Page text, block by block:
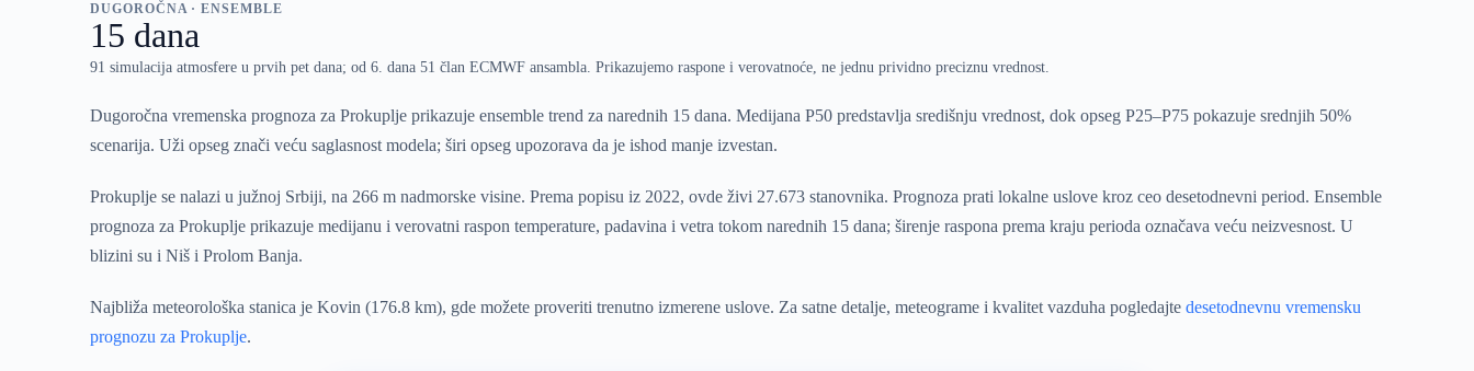
DUGOROČNA · ENSEMBLE
15 dana
91 simulacija atmosfere u prvih pet dana; od 6. dana 51 član ECMWF ansambla. Prikazujemo raspone i verovatnoće, ne jednu prividno preciznu vrednost.
Dugoročna vremenska prognoza za Prokuplje prikazuje ensemble trend za narednih 15 dana. Medijana P50 predstavlja središnju vrednost, dok opseg P25–P75 pokazuje srednjih 50%
scenarija. Uži opseg znači veću saglasnost modela; širi opseg upozorava da je ishod manje izvestan.
Prokuplje se nalazi u južnoj Srbiji, na 266 m nadmorske visine. Prema popisu iz 2022, ovde živi 27.673 stanovnika. Prognoza prati lokalne uslove kroz ceo desetodnevni period. Ensemble
prognoza za Prokuplje prikazuje medijanu i verovatni raspon temperature, padavina i vetra tokom narednih 15 dana; širenje raspona prema kraju perioda označava veću neizvesnost. U
blizini su i Niš i Prolom Banja.
Najbliža meteorološka stanica je Kovin (176.8 km), gde možete proveriti trenutno izmerene uslove. Za satne detalje, meteograme i kvalitet vazduha pogledajtedesetodnevnu vremensku
prognozu za Prokuplje.